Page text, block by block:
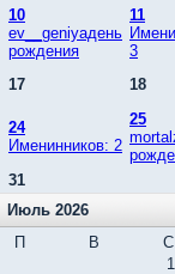
10
ev__geniyaдень
рождения
11
3
17
18
24
Именинников: 2
25
31
Июль 2026
П
В С
1